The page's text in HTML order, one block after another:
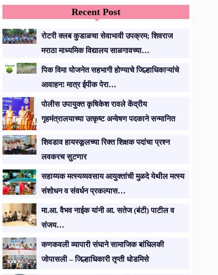
Recent Post
रोटरी क्लब कुडाळचा सेवाभावी उपक्रम; शिवराज
मराठा माध्यमिक विद्यालय साळगावच्या…
पिक विमा योजनेत सहभागी होण्याचे जिल्हाधिकाऱ्यांचे
आवाहन! मात्र ईपीक पेरा…
पोलीस उपायुक्त कृषिकेश रावले केंद्रीय
गृहमंत्रालयाच्या उत्कृष्ट अन्वेषण पदकाने सन्मानित
शिवडाव हायस्कूलच्या रिक्त शिक्षक पदांचा प्रश्न
लवकरच सुटणार
सहाय्यक मत्स्यव्यवसाय आयुक्तांची मुळदे येथील मत्स्य
संशोधन व संवर्धन प्रकल्पास…
मा.आ. वैभव नाईक यांनी आ. सतेज (बंटी) पाटील व
संजय…
कणकवली व्यापारी संघाने सामाजिक बांधिलकी
जोपासली – जिल्हाधिकारी तृप्ती धोडमिसे